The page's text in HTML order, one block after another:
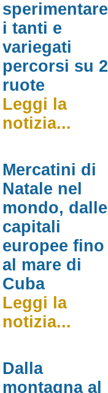
sperimentare
i tanti e
variegati
percorsi su 2
ruote
Leggi la
notizia...
Mercatini di
Natale nel
mondo, dalle
capitali
europee fino
al mare di
Cuba
Leggi la
notizia...
Dalla
montagna al